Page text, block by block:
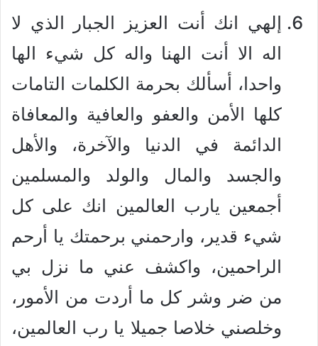
إلهي انك أنت العزيز الجبار الذي لا
اله الا أنت الهنا واله كل شيء الها
واحدا، أسألك بحرمة الكلمات التامات
كلها الأمن والعفو والعافية والمعافاة
الدائمة في الدنيا والآخرة، والأهل
والجسد والمال والولد والمسلمين
أجمعين يارب العالمين انك على كل
شيء قدير، وارحمني برحمتك يا أرحم
الراحمين، واكشف عني ما نزل بي
من ضر وشر كل ما أردت من الأمور،
وخلصني خلاصا جميلا يا رب العالمين،